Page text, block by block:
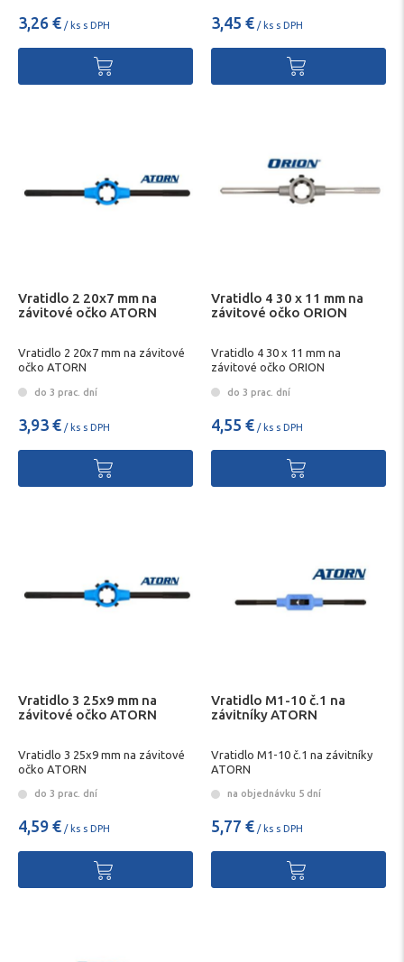
3,26 € / ks s DPH 3,45 € / ks s DPH
Vratidlo 2 20x7 mm na
závitové očko ATORN
Vratidlo 2 20x7 mm na závitové
očko ATORN
do 3 prac. dní
3,93 € / ks s DPH
Vratidlo 4 30 x 11 mm na
závitové očko ORION
Vratidlo 4 30 x 11 mm na
závitové očko ORION
do 3 prac. dní
4,55 € / ks s DPH
Vratidlo 3 25x9 mm na
závitové očko ATORN
Vratidlo 3 25x9 mm na závitové
očko ATORN
do 3 prac. dní
4,59 € / ks s DPH
Vratidlo M1-10 č.1 na
závitníky ATORN
Vratidlo M1-10 č.1 na závitníky
ATORN
na objednávku 5 dní
5,77 € / ks s DPH